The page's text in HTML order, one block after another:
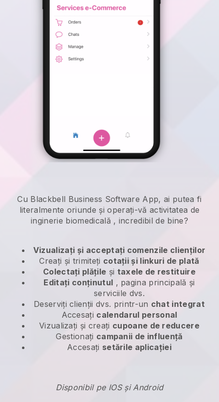
Cu Blackbell Business Software App, ai putea fi
literalmente oriunde șioperați-vă activitatea de
inginerie biomedicală , incredibil de bine?
Vizualizați și acceptați comenzile clienților
Creați și trimiteți cotații și linkuri de plată
Colectați plățile și taxele de restituire
Editați conținutul , pagina principală și
serviciile dvs.
Deserviți clienții dvs. printr-un chat integrat
Accesați calendarul personal
Vizualizați și creați cupoane de reducere
Gestionați campanii de influență
Accesați setările aplicației
Disponibil pe IOS și Android